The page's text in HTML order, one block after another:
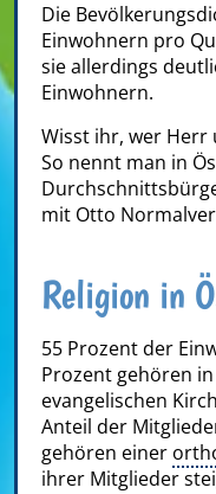
Die
Einwohnern pro
sie allerdings
Einwohnern.
Wisst ihr, wer Herr
So nennt man in
mit Otto
Religion in
55 Prozent der
Prozent gehören
evangelischen
Anteil der
gehören einer
ihrer Mitglieder